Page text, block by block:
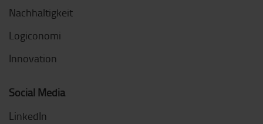
Nachhaltigkeit
Logiconomi
Innovation
Social Media
LinkedIn